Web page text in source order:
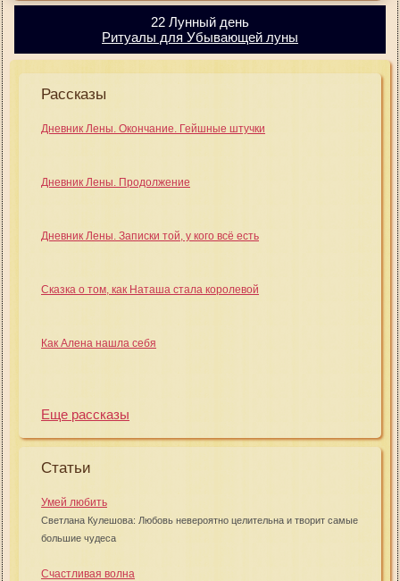
22 Лунный день
Ритуалы для Убывающей луны
Рассказы
Дневник Лены. Окончание. Гейшные штучки
Дневник Лены. Продолжение
Дневник Лены. Записки той, у кого всё есть
Сказка о том, как Наташа стала королевой
Как Алена нашла себя
Еще рассказы
Статьи
Умей любить
Светлана Кулешова: Любовь невероятно целительна и творит самые
большие чудеса
Счастливая волна